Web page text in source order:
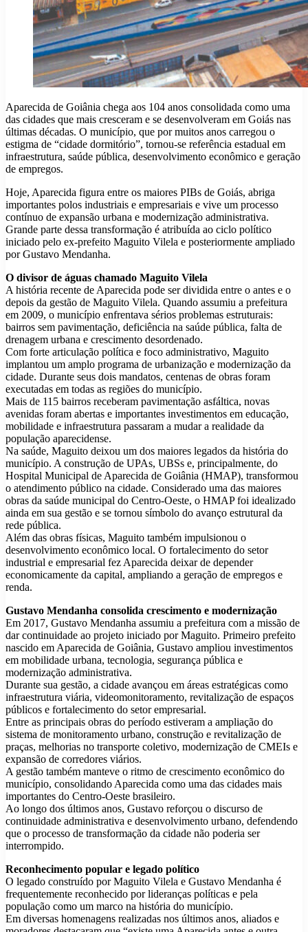
Aparecida de Goiânia chega aos 104 anos consolidada como uma
das cidades que mais cresceram e se desenvolveram em Goiás nas
últimas décadas. O município, que por muitos anos carregou o
estigma de “cidade dormitório”, tornou-se referência estadual em
infraestrutura, saúde pública, desenvolvimento econômico e geração
de empregos.
Hoje, Aparecida figura entre os maiores PIBs de Goiás, abriga
importantes polos industriais e empresariais e vive um processo
contínuo de expansão urbana e modernização administrativa.
Grande parte dessa transformação é atribuída ao ciclo político
iniciado pelo ex-prefeito Maguito Vilela e posteriormente ampliado
por Gustavo Mendanha.
O divisor de águas chamado Maguito Vilela
A história recente de Aparecida pode ser dividida entre o antes e o
depois da gestão de Maguito Vilela. Quando assumiu a prefeitura
em 2009, o município enfrentava sérios problemas estruturais:
bairros sem pavimentação, deficiência na saúde pública, falta de
drenagem urbana e crescimento desordenado.
Com forte articulação política e foco administrativo, Maguito
implantou um amplo programa de urbanização e modernização da
cidade. Durante seus dois mandatos, centenas de obras foram
executadas em todas as regiões do município.
Mais de 115 bairros receberam pavimentação asfáltica, novas
avenidas foram abertas e importantes investimentos em educação,
mobilidade e infraestrutura passaram a mudar a realidade da
população aparecidense.
Na saúde, Maguito deixou um dos maiores legados da história do
município. A construção de UPAs, UBSs e, principalmente, do
Hospital Municipal de Aparecida de Goiânia (HMAP), transformou
o atendimento público na cidade. Considerado uma das maiores
obras da saúde municipal do Centro-Oeste, o HMAP foi idealizado
ainda em sua gestão e se tornou símbolo do avanço estrutural da
rede pública.
Além das obras físicas, Maguito também impulsionou o
desenvolvimento econômico local. O fortalecimento do setor
industrial e empresarial fez Aparecida deixar de depender
economicamente da capital, ampliando a geração de empregos e
renda.
Gustavo Mendanha consolida crescimento e modernização
Em 2017, Gustavo Mendanha assumiu a prefeitura com a missão de
dar continuidade ao projeto iniciado por Maguito. Primeiro prefeito
nascido em Aparecida de Goiânia, Gustavo ampliou investimentos
em mobilidade urbana, tecnologia, segurança pública e
modernização administrativa.
Durante sua gestão, a cidade avançou em áreas estratégicas como
infraestrutura viária, videomonitoramento, revitalização de espaços
públicos e fortalecimento do setor empresarial.
Entre as principais obras do período estiveram a ampliação do
sistema de monitoramento urbano, construção e revitalização de
praças, melhorias no transporte coletivo, modernização de CMEIs e
expansão de corredores viários.
A gestão também manteve o ritmo de crescimento econômico do
município, consolidando Aparecida como uma das cidades mais
importantes do Centro-Oeste brasileiro.
Ao longo dos últimos anos, Gustavo reforçou o discurso de
continuidade administrativa e desenvolvimento urbano, defendendo
que o processo de transformação da cidade não poderia ser
interrompido.
Reconhecimento popular e legado político
O legado construído por Maguito Vilela e Gustavo Mendanha é
frequentemente reconhecido por lideranças políticas e pela
população como um marco na história do município.
Em diversas homenagens realizadas nos últimos anos, aliados e